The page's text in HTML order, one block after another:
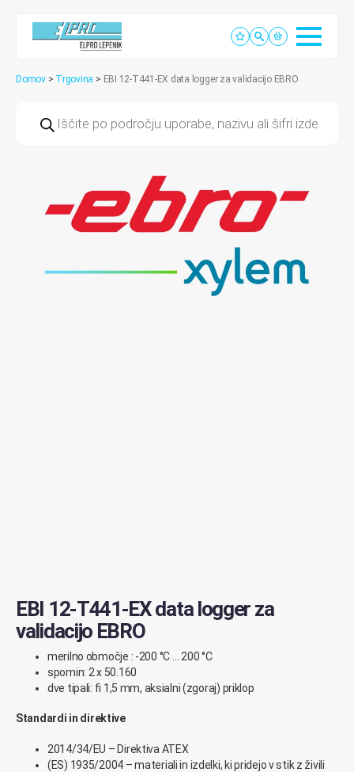
Domov > Trgovina > EBI 12-T441-EX data logger za validacijo EBRO
search
EBI 12-T441-EX data logger za
validacijo EBRO
merilno območje : -200 °C … 200 °C
spomin: 2 x 50.160
dve tipali: fi 1,5 mm, aksialni (zgoraj) priklop
Standardi in direktive
2014/34/EU – Direktiva ATEX
(ES) 1935/2004 – materiali in izdelki, ki pridejo v stik z živili